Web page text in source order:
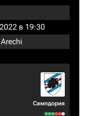
в 19:30
Сампдория